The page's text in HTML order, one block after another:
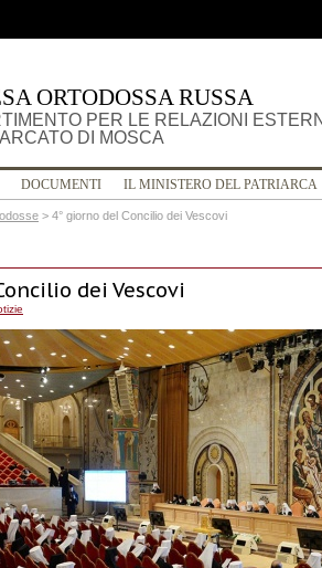
ORTODOSSA RUSSA
PER LE RELAZIONI
DI MOSCA
DOCUMENTI IL MINISTERO DEL PATRIARCA
> 4° giorno del Concilio dei Vescovi
dei Vescovi